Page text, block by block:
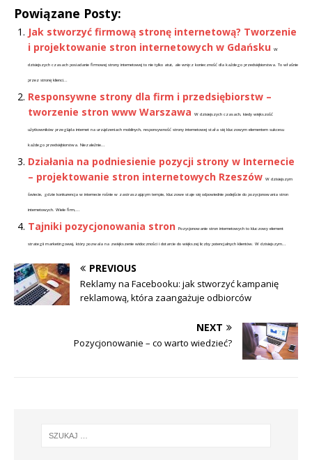
Powiązane Posty:
Jak stworzyć firmową stronę internetową? Tworzenie
i projektowanie stron internetowych w Gdańsku
W
dzisiejszych czasach posiadanie firmowej strony internetowej to nie tylko atut, ale wręcz konieczność dla każdego przedsiębiorstwa. To właśnie
przez stronę klienci...
Responsywne strony dla firm i przedsiębiorstw –
tworzenie stron www Warszawa
W dzisiejszych czasach, kiedy większość
użytkowników przegląda internet na urządzeniach mobilnych, responsywność strony internetowej stała się kluczowym elementem sukcesu
każdego przedsiębiorstwa. Niezależnie...
Działania na podniesienie pozycji strony w Internecie
– projektowanie stron internetowych Rzeszów W dzisiejszym
świecie, gdzie konkurencja w internecie rośnie w zastraszającym tempie, kluczowe staje się odpowiednie podejście do pozycjonowania stron
internetowych. Wiele firm,...
Tajniki pozycjonowania stron Pozycjonowanie stron internetowych to kluczowy element
strategii marketingowej, który pozwala na zwiększenie widoczności i dotarcie do większej liczby potencjalnych klientów. W dzisiejszym...
PREVIOUS
Reklamy na Facebooku: jak stworzyć kampanię
reklamową, która zaangażuje odbiorców
NEXT
Pozycjonowanie – co warto wiedzieć?